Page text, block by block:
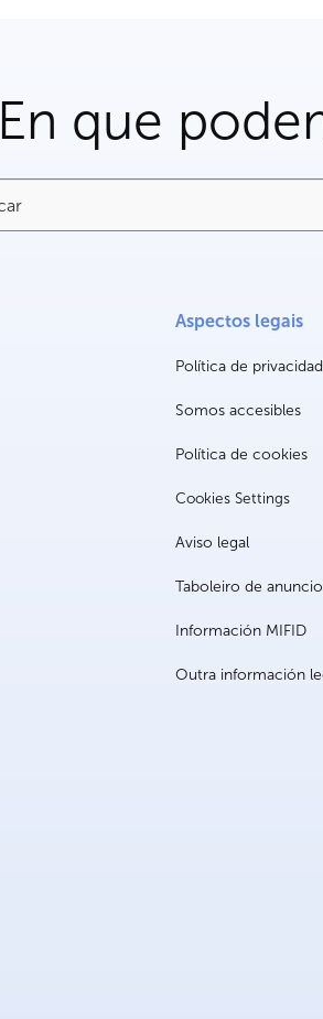
En que
Aspectos legais
Política de
Somos accesibles
Política de cookies
Cookies Settings
Aviso legal
Taboleiro de
Información MIFID
Outra información